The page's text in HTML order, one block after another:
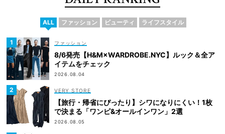
ALL ファッション ビューティ ライフスタイル
ファッション
8/6発売【H&M×WARDROBE.NYC】ルック＆全ア
イテムをチェック
2026.08.04
VERY STORE
【旅行・帰省にぴったり】シワになりにくい！1枚
で決まる「ワンピ&オールインワン」2選
2026.08.05